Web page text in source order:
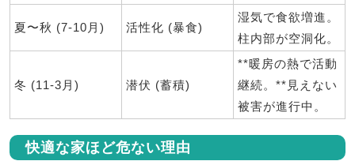
夏〜秋 (7-10月) 活性化 (暴食)
湿気で食欲増進。
柱内部が空洞化。
冬 (11-3月) 潜伏 (蓄積)
**暖房の熱で活動
継続。**見えない
被害が進行中。
快適な家ほど危ない理由